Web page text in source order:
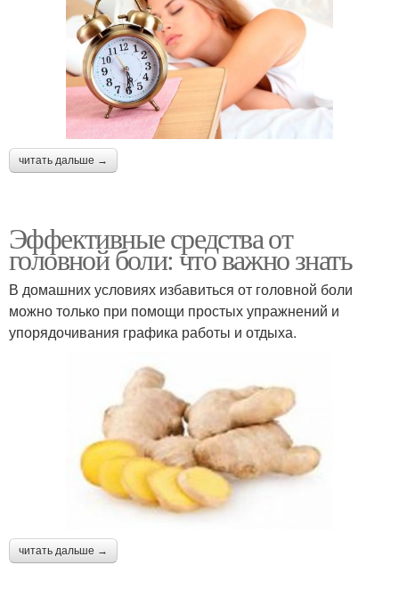
читать дальше →
Эффективные средства от
головной боли: что важно знать
В домашних условиях избавиться от головной боли
можно только при помощи простых упражнений и
упорядочивания графика работы и отдыха.
читать дальше →